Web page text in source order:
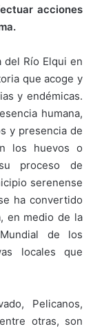
acciones
del Río Elqui en
que acoge y
y endémicas.
humana,
y presencia de
los huevos o
proceso de
serenense
ha convertido
en medio de la
de los
locales que
Pelicanos,
otras, son